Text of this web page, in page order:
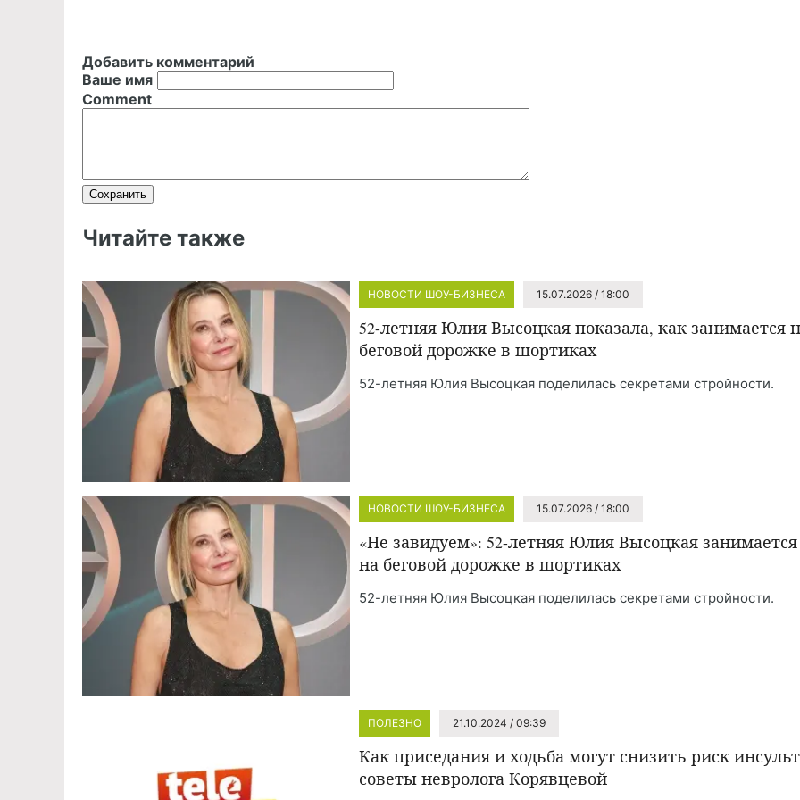
Добавить комментарий
Ваше имя
Comment
Читайте также
НОВОСТИ ШОУ-БИЗНЕСА 15.07.2026 / 18:00
52-летняя Юлия Высоцкая показала, как занимается
беговой дорожке в шортиках
52-летняя Юлия Высоцкая поделилась секретами стройности.
НОВОСТИ ШОУ-БИЗНЕСА 15.07.2026 / 18:00
«Не завидуем»: 52-летняя Юлия Высоцкая занимается
на беговой дорожке в шортиках
52-летняя Юлия Высоцкая поделилась секретами стройности.
ПОЛЕЗНО 21.10.2024 / 09:39
Как приседания и ходьба могут снизить риск
советы невролога Корявцевой